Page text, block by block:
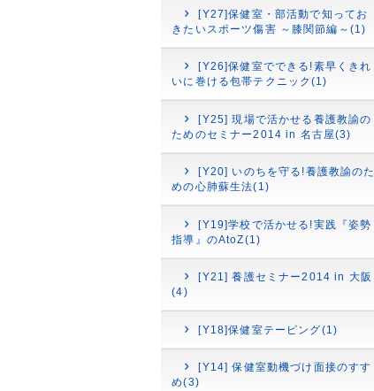
[Y27]保健室・部活動で知ってお
きたいスポーツ傷害 ～膝関節編～(1)
[Y26]保健室でできる!素早くきれ
いに巻ける包帯テクニック(1)
[Y25] 現場で活かせる養護教諭の
ためのセミナー2014 in 名古屋(3)
[Y20] いのちを守る!養護教諭のた
めの心肺蘇生法(1)
[Y19]学校で活かせる!実践『姿勢
指導』のAtoZ(1)
[Y21] 養護セミナー2014 in 大阪
(4)
[Y18]保健室テーピング(1)
[Y14] 保健室動機づけ面接のすす
め(3)